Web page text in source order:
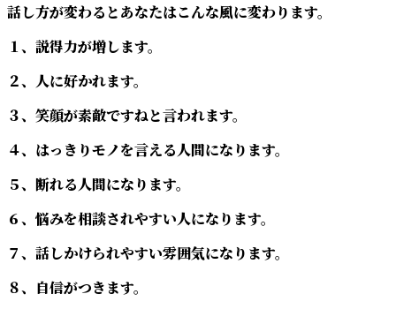
話し方が変わるとあなたはこんな風に変わります。
１、説得力が増します。
２、人に好かれます。
３、笑顔が素敵ですねと言われます。
４、はっきりモノを言える人間になります。
５、断れる人間になります。
６、悩みを相談されやすい人になります。
７、話しかけられやすい雰囲気になります。
８、自信がつきます。